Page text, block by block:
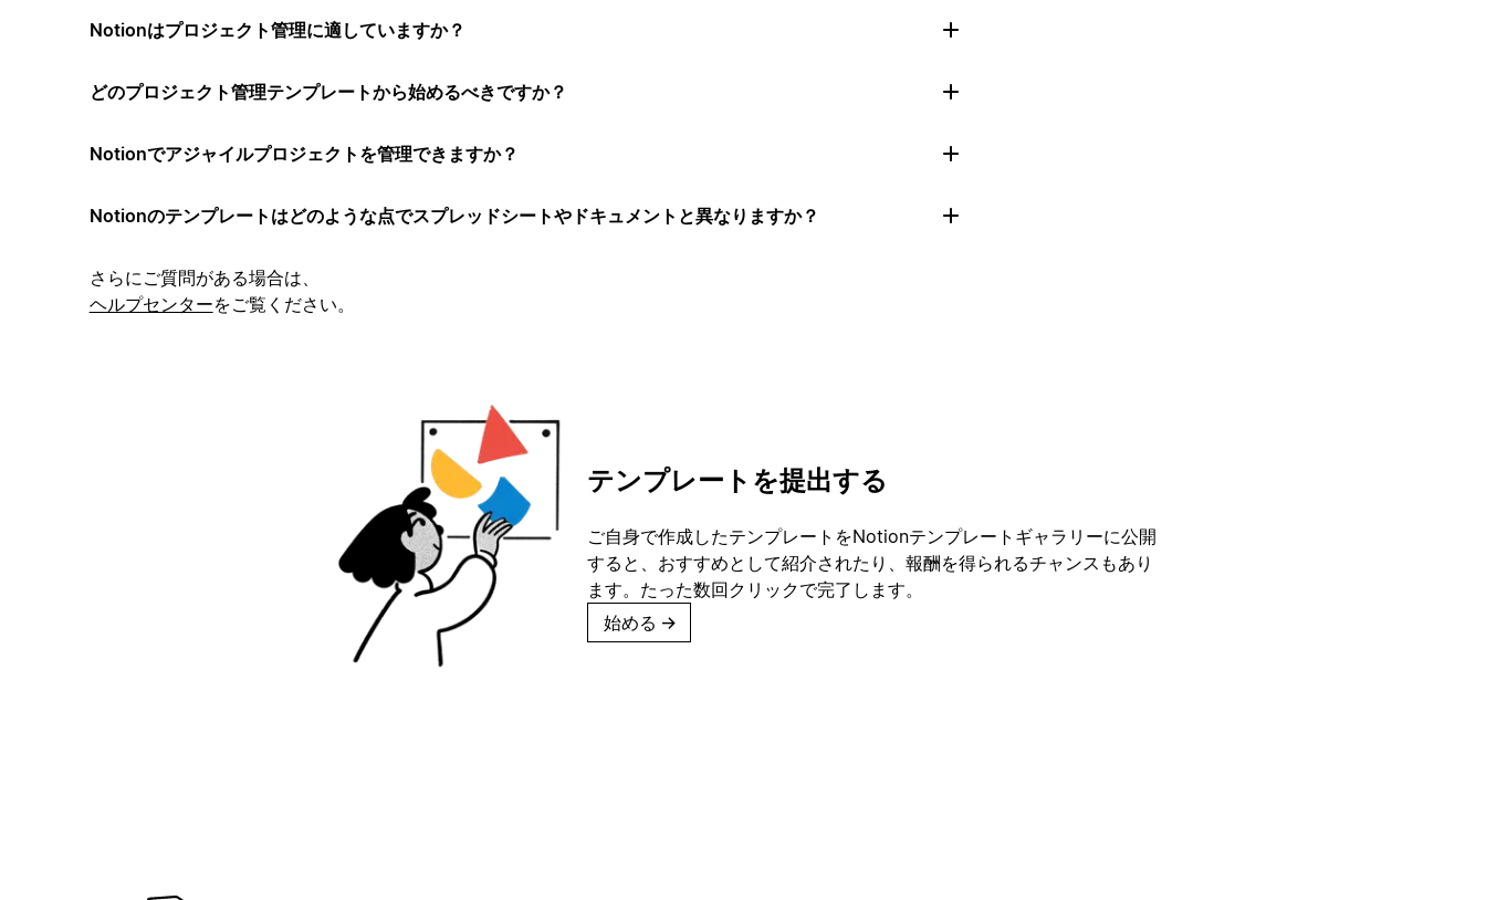
Notionはプロジェクト管理に適していますか？
どのプロジェクト管理テンプレートから始めるべきですか？
Notionでアジャイルプロジェクトを管理できますか？
Notionのテンプレートはどのような点でスプレッドシートやドキュメントと異なりますか？
さらにご質問がある場合は、
ヘルプセンターをご覧ください。
テンプレートを提出する
ご自身で作成したテンプレートをNotionテンプレートギャラリーに公開
すると、おすすめとして紹介されたり、報酬を得られるチャンスもあり
ます。たった数回クリックで完了します。
始める →